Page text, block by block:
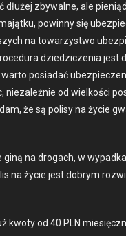
zby­walne, ale
powin­ny się
na towarzyst­wo
dziedz­iczenia jest
posi­adać
nieza­leżnie od wielkoś­ci
że są polisy na życie
na dro­gach, w
na życie jest dobrym
kwoty od 40 PLN